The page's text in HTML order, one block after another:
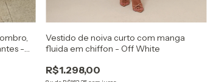
-
Vestido de noiva curto com manga
fluida em chiffon - Off White
R$1.298,00